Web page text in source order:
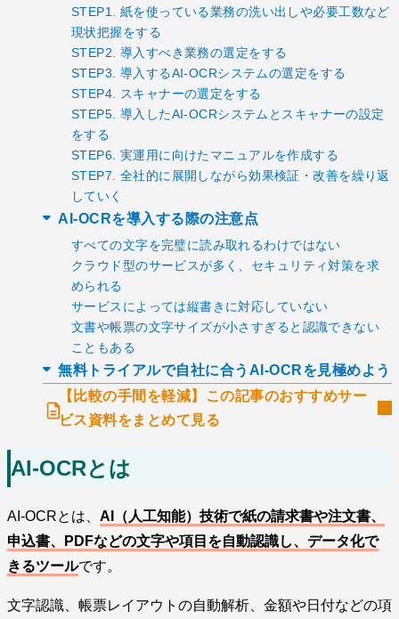
STEP1. 紙を使っている業務の洗い出しや必要工数など
現状把握をする
STEP2. 導入すべき業務の選定をする
STEP3. 導入するAI-OCRシステムの選定をする
STEP4. スキャナーの選定をする
STEP5. 導入したAI-OCRシステムとスキャナーの設定
をする
STEP6. 実運用に向けたマニュアルを作成する
STEP7. 全社的に展開しながら効果検証・改善を繰り返
していく
AI-OCRを導入する際の注意点
すべての文字を完璧に読み取れるわけではない
クラウド型のサービスが多く、セキュリティ対策を求
められる
サービスによっては縦書きに対応していない
文書や帳票の文字サイズが小さすぎると認識できない
こともある
無料トライアルで自社に合うAI-OCRを見極めよう
【比較の手間を軽減】この記事のおすすめサー
ビス資料をまとめて見る
AI-OCRとは
AI-OCRとは、 AI（人工知能）技術で紙の請求書や注文書、
申込書、PDFなどの文字や項目を自動認識し、データ化で
きるツールです。
文字認識、帳票レイアウトの自動解析、金額や日付などの項